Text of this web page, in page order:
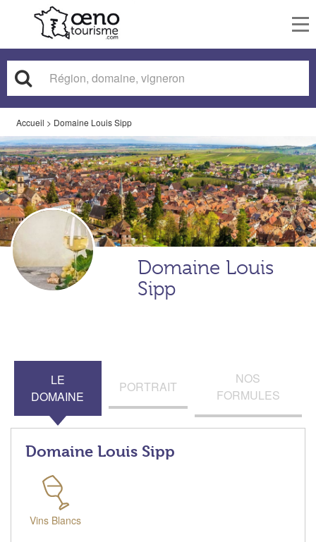
Accueil > Domaine Louis Sipp
Domaine Louis
Sipp
LE
DOMAINE
PORTRAIT
NOS
FORMULES
Domaine Louis Sipp
Vins Blancs